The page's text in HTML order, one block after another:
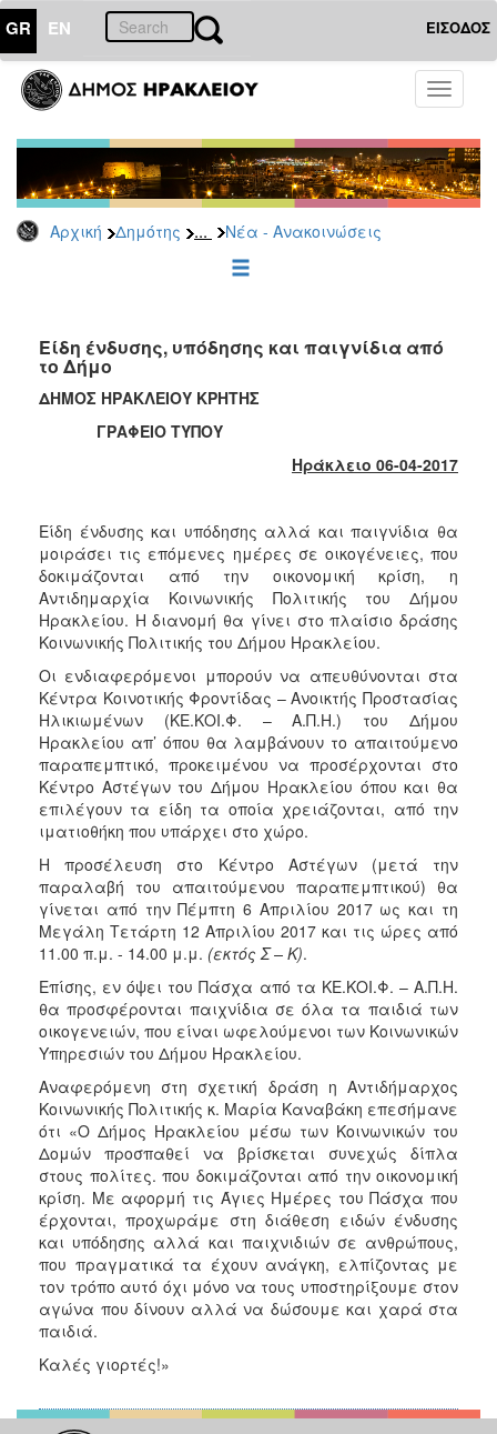
GR EN ΕΙΣΟΔΟΣ
Toggle
Αρχική Δημότης ... Νέα - Ανακοινώσεις
ΔΗΜΟΤΗΣ
Πολιτική
Νέα
-
Ανακοινώσεις
Οικονομική
Αδυναμία
&
Καταστροφές
(Κ.Α.Π.Η.)
Κέντρα
Δημιουργικής
Απασχόλησης
Παιδιών
(Κ.Δ.Α.Π.)
Κέντρα
Ημερήσιας
Φροντίδας
Ηλικιωμένων
(Κ.Η.Φ.Η.)
Κ.Δ.Α.Π.Α.μεΑ.
Αδειοδότηση
&
Έλεγχος
Βρεφονηπιακών
Σταθμών
Δημοτικό
Ιατρείο
Ξενώνας
Φιλοξενίας
Κέντρο
Κοινότητας
Κοινωνικό
Φαρμακείο
Κοινωνικό
Παντοπωλείο
Ισότητα
των
Φύλων
Αυτόματοι
Είδη ένδυσης, υπόδησης και παιγνίδια από
τo Δήμο
ΔΗΜΟΣ ΗΡΑΚΛΕΙΟΥ ΚΡΗΤΗΣ
ΓΡΑΦΕΙΟ ΤΥΠΟΥ
Ηράκλειο 06-04-2017
Είδη ένδυσης και υπόδησης αλλά και παιγνίδια θα
μοιράσει τις επόμενες ημέρες σε οικογένειες, που
δοκιμάζονται από την οικονομική κρίση, η
Αντιδημαρχία Κοινωνικής Πολιτικής του Δήμου
Ηρακλείου. Η διανομή θα γίνει στο πλαίσιο δράσης
Κοινωνικής Πολιτικής του Δήμου Ηρακλείου.
Οι ενδιαφερόμενοι μπορούν να απευθύνονται στα
Κέντρα Κοινοτικής Φροντίδας – Ανοικτής Προστασίας
Ηλικιωμένων (ΚΕ.ΚΟΙ.Φ. – Α.Π.Η.) του Δήμου
Ηρακλείου απ’ όπου θα λαμβάνουν το απαιτούμενο
παραπεμπτικό, προκειμένου να προσέρχονται στο
Κέντρο Αστέγων του Δήμου Ηρακλείου όπου και θα
επιλέγουν τα είδη τα οποία χρειάζονται, από την
ιματιοθήκη που υπάρχει στο χώρο.
Η προσέλευση στο Κέντρο Αστέγων (μετά την
παραλαβή του απαιτούμενου παραπεμπτικού) θα
γίνεται από την Πέμπτη 6 Απριλίου 2017 ως και τη
Μεγάλη Τετάρτη 12 Απριλίου 2017 και τις ώρες από
11.00 π.μ. - 14.00 μ.μ. (εκτός Σ – Κ).
Επίσης, εν όψει του Πάσχα από τα ΚΕ.ΚΟΙ.Φ. – Α.Π.Η.
θα προσφέρονται παιχνίδια σε όλα τα παιδιά των
οικογενειών, που είναι ωφελούμενοι των Κοινωνικών
Υπηρεσιών του Δήμου Ηρακλείου.
Αναφερόμενη στη σχετική δράση η Αντιδήμαρχος
Κοινωνικής Πολιτικής κ. Μαρία Καναβάκη επεσήμανε
ότι «Ο Δήμος Ηρακλείου μέσω των Κοινωνικών του
Δομών προσπαθεί να βρίσκεται συνεχώς δίπλα
στους πολίτες. που δοκιμάζονται από την οικονομική
κρίση. Με αφορμή τις Άγιες Ημέρες του Πάσχα που
έρχονται, προχωράμε στη διάθεση ειδών ένδυσης
και υπόδησης αλλά και παιχνιδιών σε ανθρώπους,
που πραγματικά τα έχουν ανάγκη, ελπίζοντας με
τον τρόπο αυτό όχι μόνο να τους υποστηρίξουμε στον
αγώνα που δίνουν αλλά να δώσουμε και χαρά στα
παιδιά.
Καλές γιορτές!»